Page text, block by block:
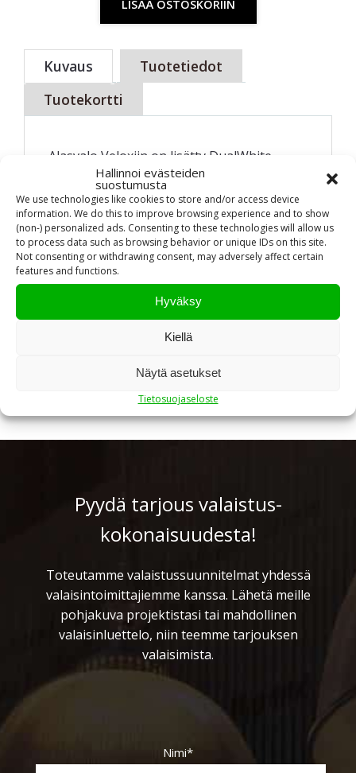
Hallinnoi evästeiden
suostumusta
We use technologies like cookies to store and/or access device
information. We do this to improve browsing experience and to show
(non-) personalized ads. Consenting to these technologies will allow us
to process data such as browsing behavior or unique IDs on this site.
Not consenting or withdrawing consent, may adversely affect certain
features and functions.
Hyväksy
Kiellä
Näytä asetukset
Tietosuojaseloste
LISÄÄ OSTOSKORIIN
Kuvaus
Tuotetiedot
Tuotekortti
Alasvalo Veloxiin on lisätty DualWhite -
ratkaisu. DualWhite valaisimet on
varustettu valaisimeen integroidulla
värilämpötilan valinnalla. Asentaja voi
helposti valita yhdellä valaisimella 3000 K ja
4000 K värilämpötilan välillä. Värilämpötilan
valintavaihtoehto lisää valinnanvapauden
myös valon sävyn suhteen ilman
hankinnassa tai asennuksessa.
Pyydä tarjous valaistus­
kokonaisuudesta!
Toteutamme valaistussuunnitelmat yhdessä
valaisintoimittajiemme kanssa. Lähetä meille
pohjakuva projektistasi tai mahdollinen
valaisinluettelo, niin teemme tarjouksen
valaisimista.
Nimi*